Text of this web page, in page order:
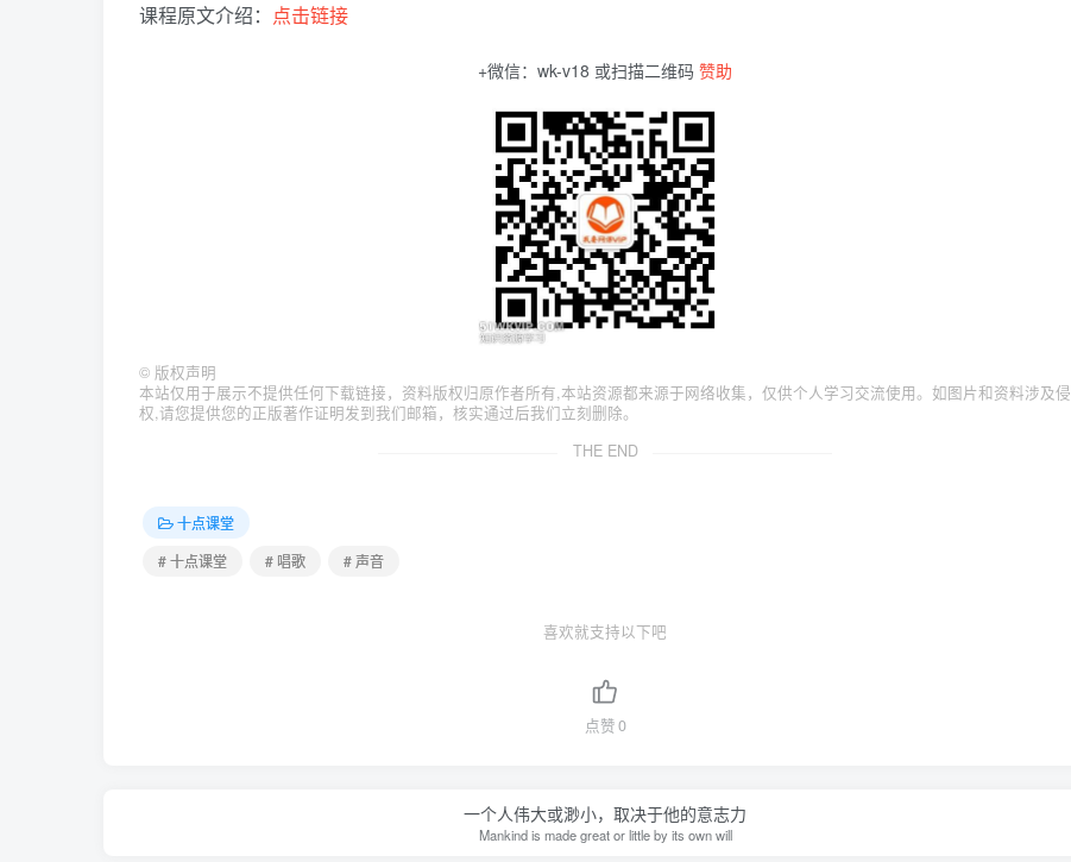
课程原文介绍： 点击链接
+微信：wk-v18 或扫描二维码 赞助
© 版权声明
本站仅用于展示不提供任何下载链接，资料版权归原作者所有,本站资源都来源于网络收集，仅供个人学习交流使用。如图片和资料涉及侵
权,请您提供您的正版著作证明发到我们邮箱，核实通过后我们立刻删除。
THE END
十点课堂
# 十点课堂
# 唱歌 # 声音
喜欢就支持以下吧
点赞0
一个人伟大或渺小，取决于他的意志力
Mankind is made great or little by its own will